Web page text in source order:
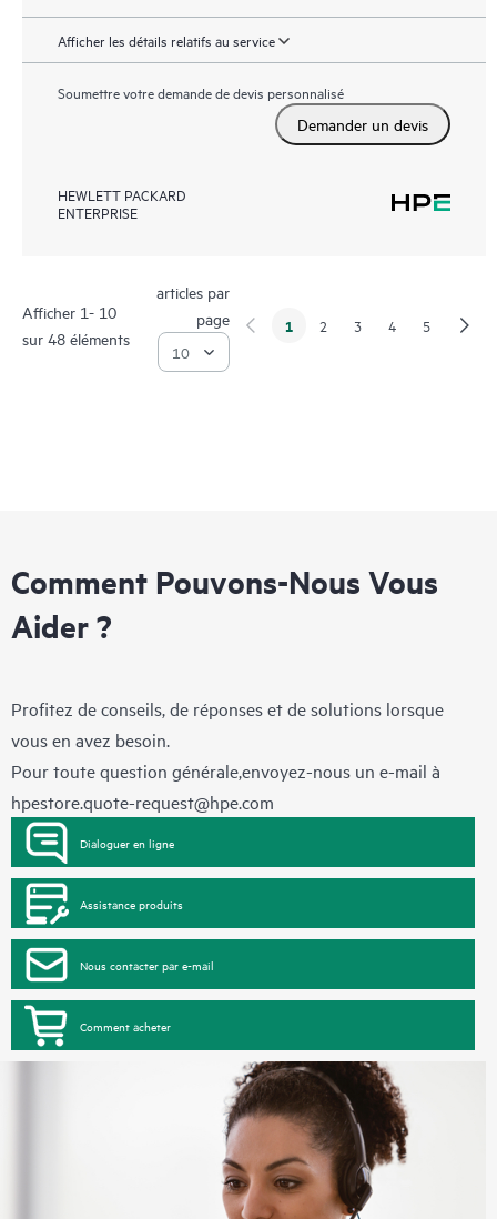
Afficher les détails relatifs au service
Soumettre votre demande de devis personnalisé
Demander un devis
HEWLETT PACKARD
ENTERPRISE
Afficher 1- 10
sur 48 éléments
articles par
page
1 2 3 4 5
Comment Pouvons-Nous Vous
Aider ?
Profitez de conseils, de réponses et de solutions lorsque
vous en avez besoin.
Pour toute question générale,envoyez-nous un e-mail à
hpestore.quote-request@hpe.com
Dialoguer en ligne
Assistance produits
Nous contacter par e-mail
Comment acheter